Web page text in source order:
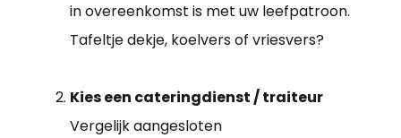
in overeenkomst is met uw leefpatroon.
Tafeltje dekje, koelvers of vriesvers?
Kies een cateringdienst / traiteur
Vergelijk aangesloten